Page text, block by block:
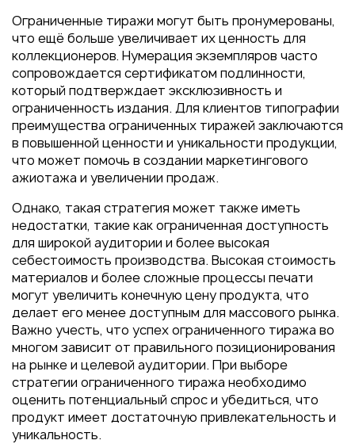
Ограниченные тиражи могут быть пронумерованы,
что ещё больше увеличивает их ценность для
коллекционеров. Нумерация экземпляров часто
сопровождается сертификатом подлинности,
который подтверждает эксклюзивность и
ограниченность издания. Для клиентов типографии
преимущества ограниченных тиражей заключаются
в повышенной ценности и уникальности продукции,
что может помочь в создании маркетингового
ажиотажа и увеличении продаж.
Однако, такая стратегия может также иметь
недостатки, такие как ограниченная доступность
для широкой аудитории и более высокая
себестоимость производства. Высокая стоимость
материалов и более сложные процессы печати
могут увеличить конечную цену продукта, что
делает его менее доступным для массового рынка.
Важно учесть, что успех ограниченного тиража во
многом зависит от правильного позиционирования
на рынке и целевой аудитории. При выборе
стратегии ограниченного тиража необходимо
оценить потенциальный спрос и убедиться, что
продукт имеет достаточную привлекательность и
уникальность.